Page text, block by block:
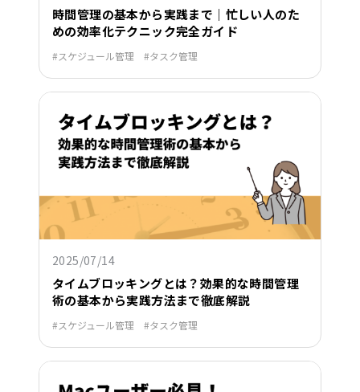
時間管理の基本から実践まで｜忙しい人のた
めの効率化テクニック完全ガイド
スケジュール管理 タスク管理
2025/07/14
タイムブロッキングとは？効果的な時間管理
術の基本から実践方法まで徹底解説
スケジュール管理 タスク管理